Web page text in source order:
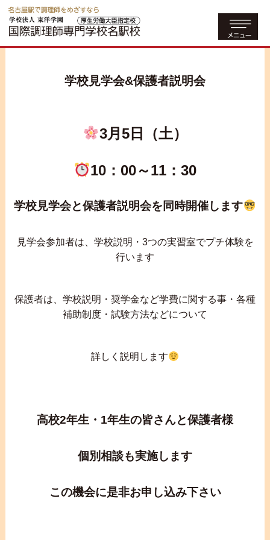
学校見学会&保護者説明会
3月5日（土）
10：00～11：30
学校見学会と保護者説明会を同時開催します
見学会参加者は、学校説明・3つの実習室でプチ体験を
行います
保護者は、学校説明・奨学金など学費に関する事・各種
補助制度・試験方法などについて
詳しく説明します
高校2年生・1年生の皆さんと保護者様
個別相談も実施します
この機会に是非お申し込み下さい